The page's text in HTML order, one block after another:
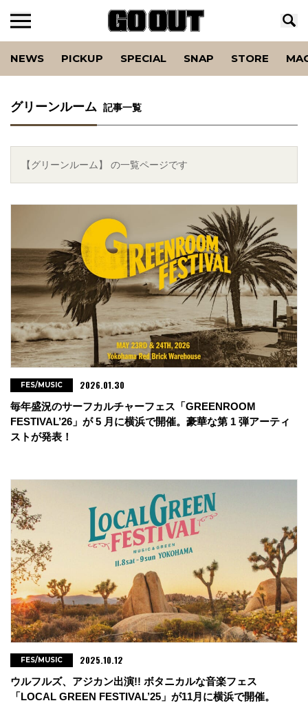
NEWS PICKUP SPECIAL SNAP STORE
グリーンルーム 記事一覧
【グリーンルーム】 の一覧ページです
毎年盛況のサーフカルチャーフェス「GREENROOM
FESTIVAL’26」が 5 月に横浜で開催。豪華な第 1 弾アーティ
ストが発表！
FES/MUSIC 2026.01.30
ウルフルズ、アジカン出演!! ボタニカルな音楽フェス
「LOCAL GREEN FESTIVAL’25」が11月に横浜で開催。
FES/MUSIC 2025.10.12